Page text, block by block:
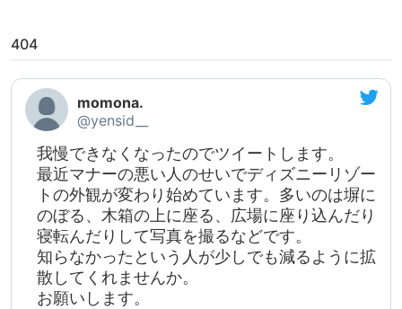
404
momona.
@yensid__
我慢できなくなったのでツイートします。
最近マナーの悪い人のせいでディズニーリゾー
トの外観が変わり始めています。多いのは塀に
のぼる、木箱の上に座る、広場に座り込んだり
寝転んだりして写真を撮るなどです。
知らなかったという人が少しでも減るように拡
散してくれませんか。
お願いします。